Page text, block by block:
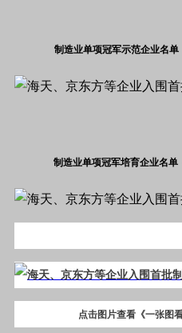
制造业单项冠军示范企业名单
制造业单项冠军培育企业名单
点击图片查看《一张图